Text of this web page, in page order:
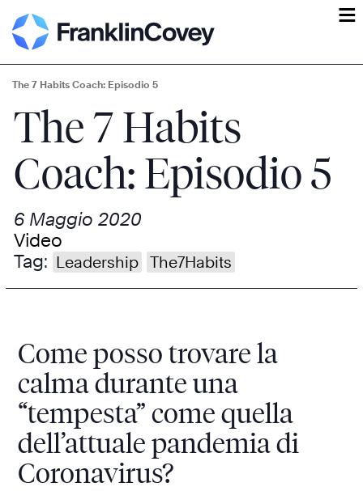
ĕ
The 7 Habits Coach: Episodio 5
The 7 Habits
Coach: Episodio 5
6 Maggio 2020
Video
Tag: Leadership The7Habits
Come posso trovare la
calma durante una
“tempesta” come quella
dell’attuale pandemia di
Coronavirus?